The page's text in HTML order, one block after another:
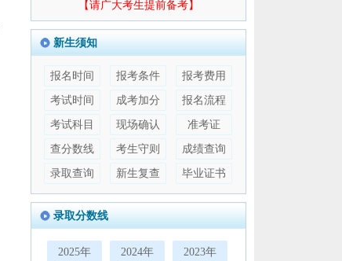
【请广大考生提前备考】
新生须知
报名时间 报考条件 报考费用
考试时间 成考加分 报名流程
考试科目 现场确认 准考证
查分数线 考生守则 成绩查询
录取查询 新生复查 毕业证书
录取分数线
2025年 2024年 2023年